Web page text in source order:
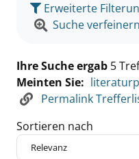
Erweiterte
Suche
Ihre Suche ergab 5
Meinten Sie:
Permalink
Sortieren nach